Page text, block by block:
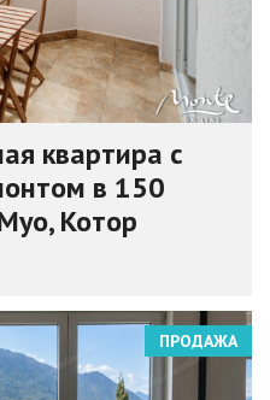
квартира с
в 150
Котор
ПРОДАЖА